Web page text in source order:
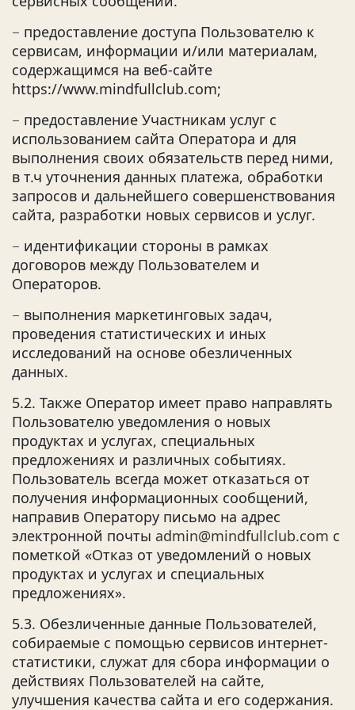
– предоставление доступа Пользователю к
сервисам, информации и/или материалам,
содержащимся на веб-сайте
https://www.mindfullclub.com;
– предоставление Участникам услуг с
использованием сайта Оператора и для
выполнения своих обязательств перед ними,
в т.ч уточнения данных платежа, обработки
запросов и дальнейшего совершенствования
сайта, разработки новых сервисов и услуг.
– идентификации стороны в рамках
договоров между Пользователем и
Операторов.
– выполнения маркетинговых задач,
проведения статистических и иных
исследований на основе обезличенных
данных.
5.2. Также Оператор имеет право направлять
Пользователю уведомления о новых
продуктах и услугах, специальных
предложениях и различных событиях.
Пользователь всегда может отказаться от
получения информационных сообщений,
направив Оператору письмо на адрес
электронной почты admin@mindfullclub.com с
пометкой «Отказ от уведомлений о новых
продуктах и услугах и специальных
предложениях».
5.3. Обезличенные данные Пользователей,
собираемые с помощью сервисов интернет-
статистики, служат для сбора информации о
действиях Пользователей на сайте,
улучшения качества сайта и его содержания.